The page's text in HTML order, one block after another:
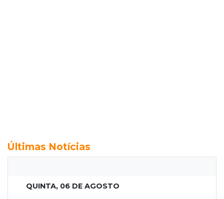
Últimas Notícias
QUINTA, 06 DE AGOSTO